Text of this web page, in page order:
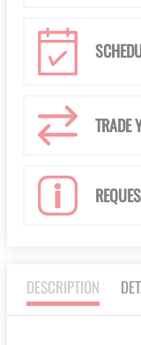
TRADE
DESCRIPTION